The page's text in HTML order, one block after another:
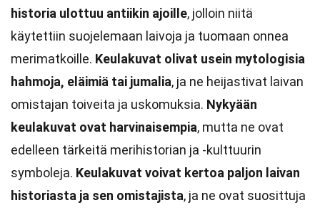
historia ulottuu antiikin ajoille, jolloin niitä
käytettiin suojelemaan laivoja ja tuomaan onnea
merimatkoille. Keulakuvat olivat usein mytologisia
hahmoja, eläimiä tai jumalia, ja ne heijastivat laivan
omistajan toiveita ja uskomuksia. Nykyään
keulakuvat ovat harvinaisempia, mutta ne ovat
edelleen tärkeitä merihistorian ja -kulttuurin
symboleja. Keulakuvat voivat kertoa paljon laivan
historiasta ja sen omistajista, ja ne ovat suosittuja